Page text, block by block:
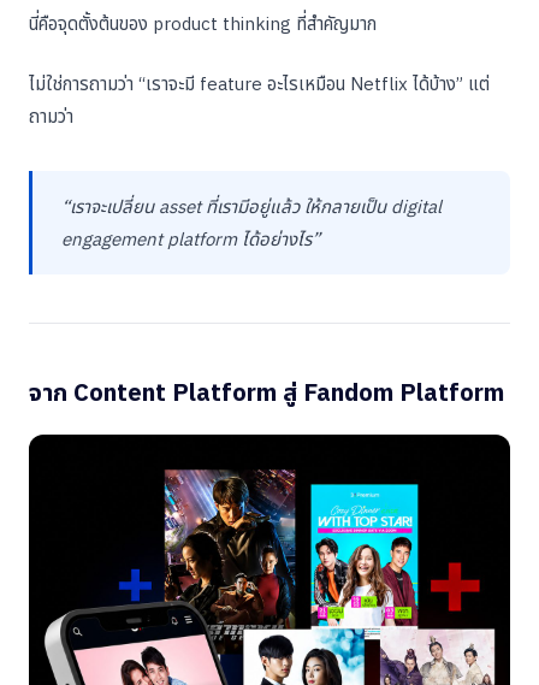
นี่คือจุดตั้งต้นของ product thinking ที่สำคัญมาก
ไม่ใช่การถามว่า “เราจะมี feature อะไรเหมือน Netflix ได้บ้าง” แต่
ถามว่า
“เราจะเปลี่ยน asset ที่เรามีอยู่แล้ว ให้กลายเป็น digital
engagement platform ได้อย่างไร”
จาก Content Platform สู่ Fandom Platform